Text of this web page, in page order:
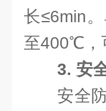
长≤6min
至400℃，
3. 安
安全